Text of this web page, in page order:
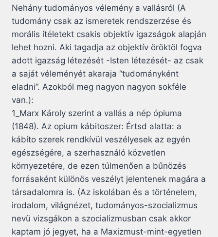
Nehány tudományos vélemény a vallásról (A
tudomány csak az ismeretek rendszerzése és
morális ítéletekt csakis objektív igazságok alapján
lehet hozni. Aki tagadja az objektív öröktöl fogva
adott igazság létezését -Isten létezését- az csak
a saját véleményét akaraja “tudományként
eladni”. Azokból meg nagyon nagyon sokféle
van.):
1_Marx Károly szerint a vallás a nép ópiuma
(1848). Az opium kábitoszer: Értsd alatta: a
kábíto szerek rendkívül veszélyesek az egyén
egészségére, a szerhasználó közvetlen
környezetére, de ezen túlmenően a bűnözés
forrásaként különös veszélyt jelentenek magára a
társadalomra is. (Az iskolában és a történelem,
irodalom, világnézet, tudományos-szocializmus
nevü vizsgákon a szocializmusban csak akkor
kaptam jó jegyet, ha a Maxizmust-mint-egyetlen